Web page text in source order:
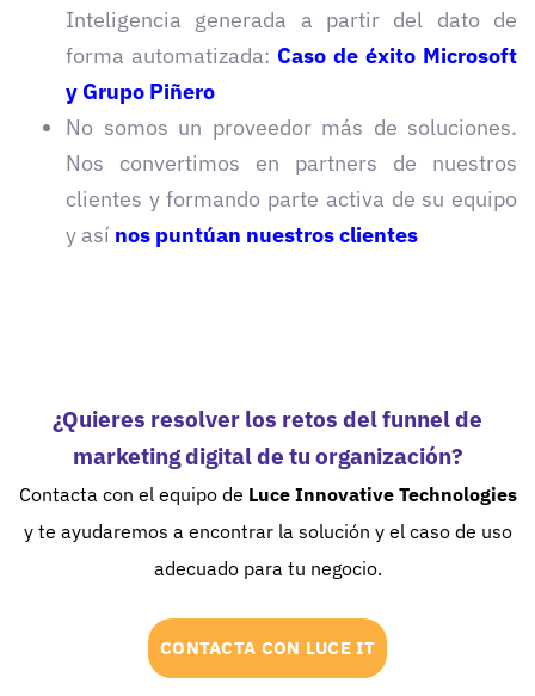
Inteligencia generada a partir del dato de
forma automatizada: Caso de éxito Microsoft
y Grupo Piñero
No somos un proveedor más de soluciones.
Nos convertimos en partners de nuestros
clientes y formando parte activa de su equipo
y así nos puntúan nuestros clientes
¿Quieres resolver los retos del funnel de
marketing digital de tu organización?
Contacta con el equipode Luce Innovative Technologies
y te ayudaremos a encontrar la solución y el caso de uso
adecuado para tu negocio.
CONTACTA CON LUCE IT